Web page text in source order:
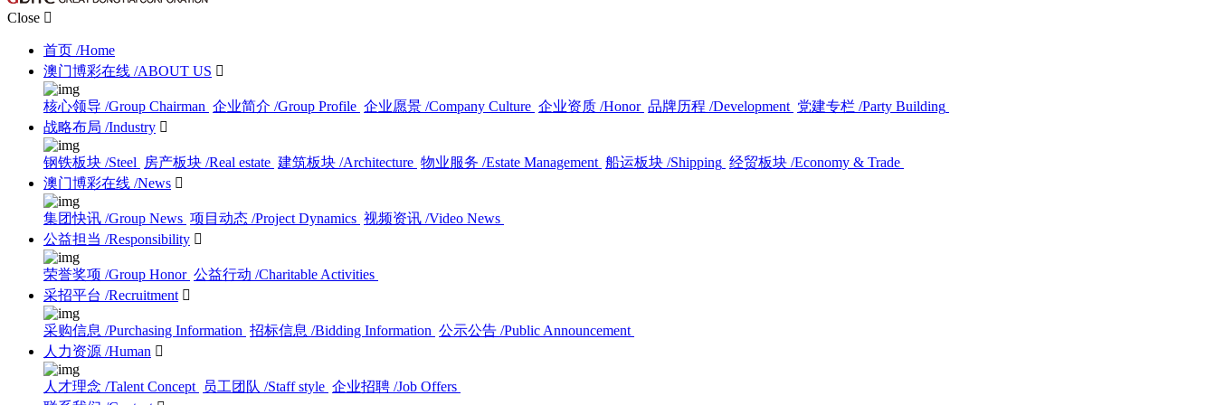
Close 
首页 /Home
澳门博彩在线 /ABOUT US 
核心领导 /Group Chairman 企业简介 /Group Profile 企业愿景 /Company Culture 企业资质 /Honor 品牌历程 /Development 党建专栏 /Party Building
战略布局 /Industry 
钢铁板块 /Steel 房产板块 /Real estate 建筑板块 /Architecture 物业服务 /Estate Management 船运板块 /Shipping 经贸板块 /Economy & Trade
澳门博彩在线 /News 
集团快讯 /Group News 项目动态 /Project Dynamics 视频资讯 /Video News
公益担当 /Responsibility 
荣誉奖项 /Group Honor 公益行动 /Charitable Activities
采招平台 /Recruitment 
采购信息 /Purchasing Information 招标信息 /Bidding Information 公示公告 /Public Announcement
人力资源 /Human 
人才理念 /Talent Concept 员工团队 /Staff style 企业招聘 /Job Offers